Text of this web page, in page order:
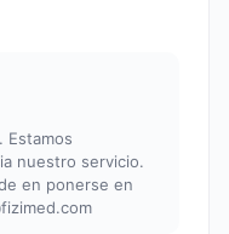
Estamos
nuestro servicio.
en ponerse en